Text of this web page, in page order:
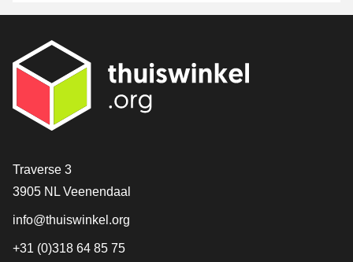
[_General:Contact]
Traverse 3
3905 NL Veenendaal
info@thuiswinkel.org
+31 (0)318 64 85 75